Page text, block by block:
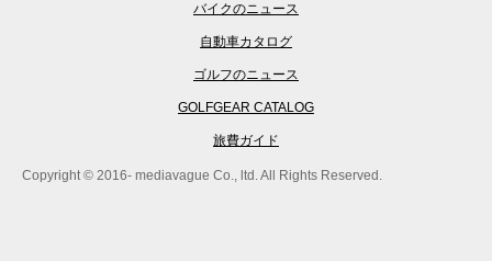
バイクのニュース
自動車カタログ
ゴルフのニュース
GOLFGEAR CATALOG
旅費ガイド
Copyright © 2016- mediavague Co., ltd. All Rights Reserved.